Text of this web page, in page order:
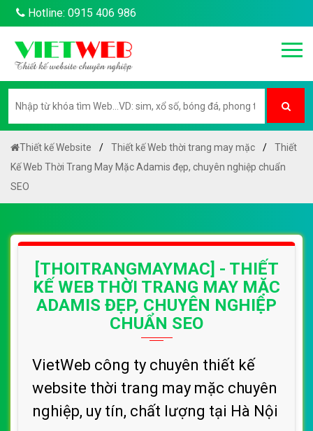
Hotline: 0915 406 986
Thiết kế Website Thiết kế Web thời trang may mặc
Thiết
Kế Web Thời Trang May Mặc Adamis đẹp, chuyên nghiệp chuẩn
SEO
[THOITRANGMAYMAC] - THIẾT
KẾ WEB THỜI TRANG MAY MẶC
ADAMIS ĐẸP, CHUYÊN NGHIỆP
CHUẨN SEO
VietWeb công ty chuyên thiết kế
website thời trang may mặc chuyên
nghiệp, uy tín, chất lượng tại Hà Nội